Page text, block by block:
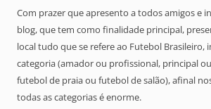
Com prazer que apresento a todos amigos e
blog, que tem como finalidade principal,
local tudo que se refere ao Futebol Brasileiro,
categoria (amador ou profissional, principal
futebol de praia ou futebol de salão), afinal
todas as categorias é enorme.